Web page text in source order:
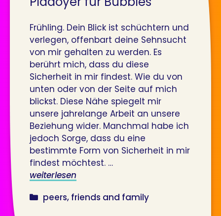
Frühling. Dein Blick ist schüchtern und
verlegen, offenbart deine Sehnsucht
von mir gehalten zu werden. Es
berührt mich, dass du diese
Sicherheit in mir findest. Wie du von
unten oder von der Seite auf mich
blickst. Diese Nähe spiegelt mir
unsere jahrelange Arbeit an unsere
Beziehung wider. Manchmal habe ich
jedoch Sorge, dass du eine
bestimmte Form von Sicherheit in mir
findest möchtest. …
weiterlesen
kategorien
peers, friends and family